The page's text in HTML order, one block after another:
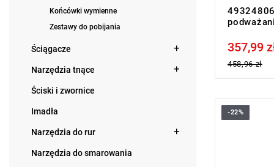
Końcówki wymienne
Zestawy do pobijania
Ściągacze
Narzędzia tnące
Ściski i zwornice
Imadła
Narzędzia do rur
Narzędzia do smarowania
Price tax
357,99
458,96 zł
Narzędzia
-22%